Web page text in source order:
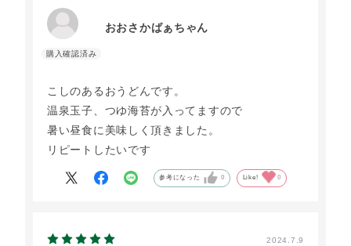
おおさかばぁちゃん
こしのあるおうどんです。
温泉玉子、つゆ海苔が入ってますので
暑い昼食に美味しく頂きました。
リピートしたいです
参考になった 0 Like! 0
2024.7.9